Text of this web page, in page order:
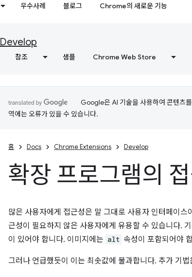
우수사례 블로그 Chrome의 새로운 기능
Develop
참조 샘플 Chrome Web Store
Google은 AI 기술을 사용하여 콘텐츠
역에는 오류가 있을 수 있습니다.
홈 Docs Chrome Extensions Develop
확장 프로그램의
많은 사용자에게 접근성은 말 그대로 사용자 인터페이
근성이 필요하지 않은 사용자에게 유용할 수 있습니다.
이 있어야 합니다. 이미지에는 alt 속성이 포함되어야
그러나 언급했듯이 이는 최솟값에 불과합니다. 추가 기